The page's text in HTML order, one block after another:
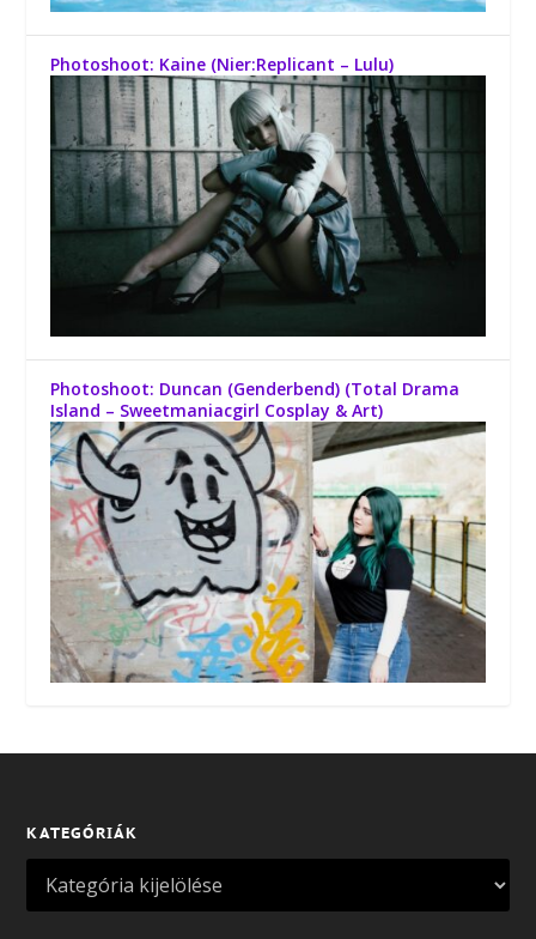
Photoshoot: Kaine (Nier:Replicant – Lulu)
Photoshoot: Duncan (Genderbend) (Total Drama
Island – Sweetmaniacgirl Cosplay & Art)
KATEGÓRIÁK